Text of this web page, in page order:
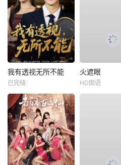
我有透视无所不能
已完结
火遮眼
HD国语